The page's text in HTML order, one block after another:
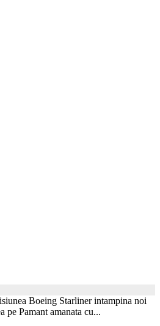
Boeing Starliner intampina noi
pe Pamant amanata cu...